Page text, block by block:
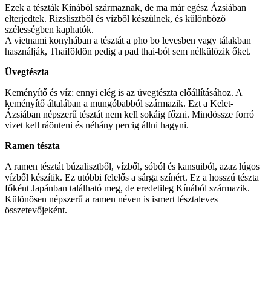
Ezek a tészták Kínából származnak, de ma már egész Ázsiában
elterjedtek. Rizslisztből és vízből készülnek, és különböző
szélességben kaphatók.
A vietnami konyhában a tésztát a pho bo levesben vagy tálakban
használják, Thaiföldön pedig a pad thai-ból sem nélkülözik őket.
Üvegtészta
Keményítő és víz: ennyi elég is az üvegtészta előállításához. A
keményítő általában a mungóbabból származik. Ezt a Kelet-
Ázsiában népszerű tésztát nem kell sokáig főzni. Mindössze forró
vizet kell ráönteni és néhány percig állni hagyni.
Ramen tészta
A ramen tésztát búzalisztből, vízből, sóból és kansuiból, azaz lúgos
vízből készítik. Ez utóbbi felelős a sárga színért. Ez a hosszú tészta
főként Japánban található meg, de eredetileg Kínából származik.
Különösen népszerű a ramen néven is ismert tésztaleves
összetevőjeként.